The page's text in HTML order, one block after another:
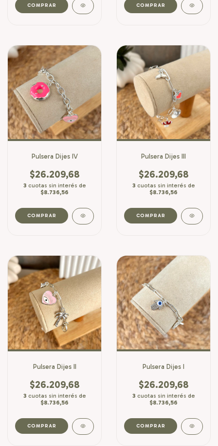
Pulsera Dijes IV
$26.209,68
3 cuotas sin interés de
$8.736,56
Pulsera Dijes III
$26.209,68
3 cuotas sin interés de
$8.736,56
Pulsera Dijes II
$26.209,68
3 cuotas sin interés de
$8.736,56
Pulsera Dijes I
$26.209,68
3 cuotas sin interés de
$8.736,56